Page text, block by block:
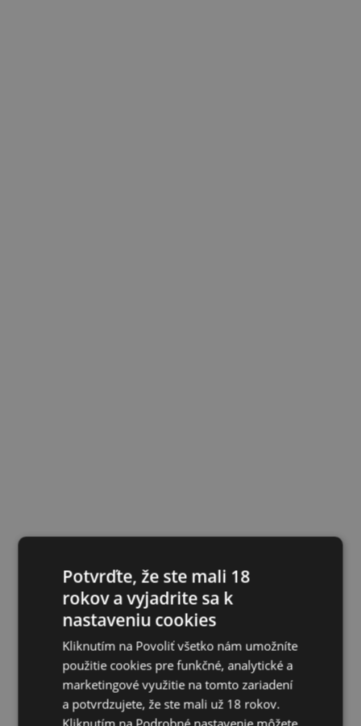
Potvrďte, že ste mali 18
rokov a vyjadrite sa k
nastaveniu cookies
Kliknutím na Povoliť všetko nám umožníte
použitie cookies pre funkčné, analytické a
marketingové využitie na tomto zariadení
a potvrdzujete, že ste mali už 18 rokov.